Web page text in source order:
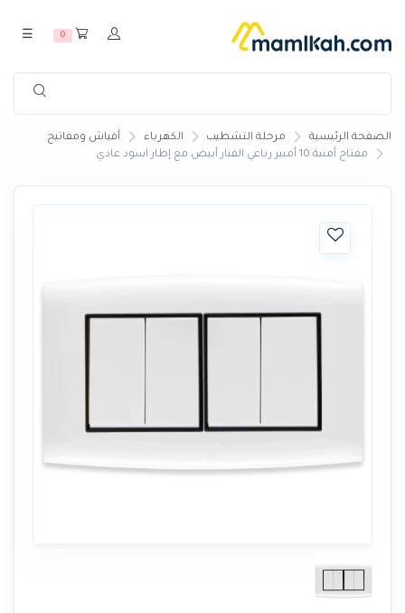
0
☰
الصفحة الرئيسية مرحلة التشطيب الكهرباء
أفياش ومفاتيح
مفتاح أمنية 10 أمبير رباعي الفنار أبيض مع إطار اسود عادي